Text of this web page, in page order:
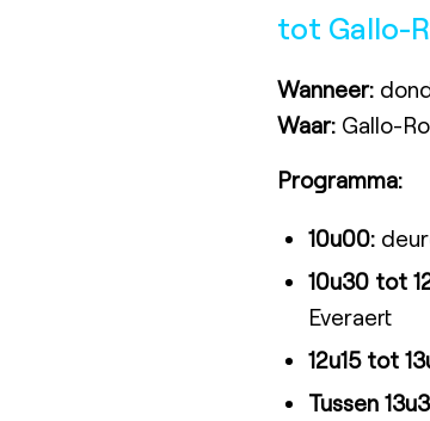
tot Gallo-
Wanneer:
Waar:Gallo-
Programma:
10u00:
10u30 tot
Everaert
12u15 tot
Tussen